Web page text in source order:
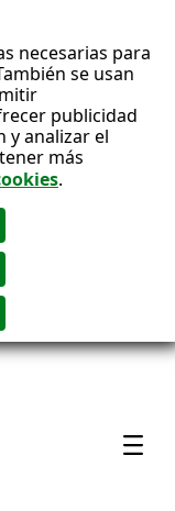
necesarias para
se usan
publicidad
y analizar el
más
.